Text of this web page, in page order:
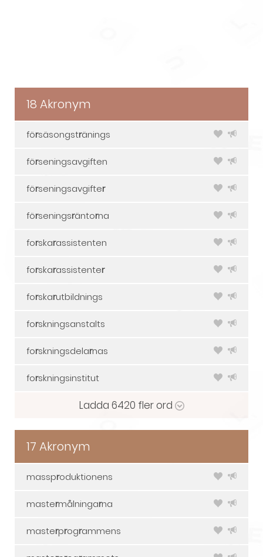
18 Akronym
försäsongstränings
förseningsavgiften
förseningsavgifter
förseningsräntorna
forskarassistenten
forskarassistenter
forskarutbildnings
forskningsanstalts
forskningsdelarnas
forskningsinstitut
Ladda 6420 fler ord
17 Akronym
massproduktionens
mastermålningarna
masterprogrammens